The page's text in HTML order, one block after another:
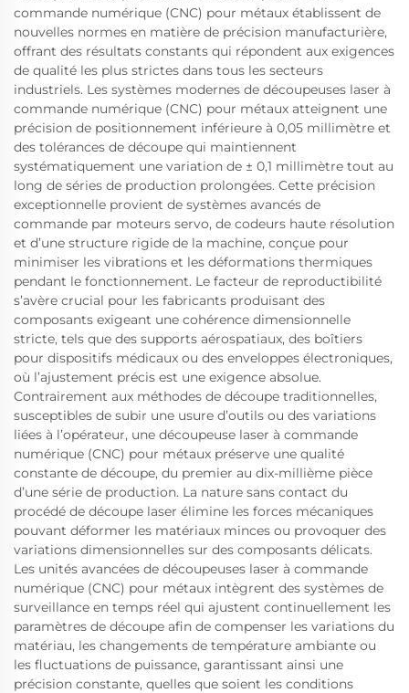
commande numérique (CNC) pour métaux établissent de
nouvelles normes en matière de précision manufacturière,
offrant des résultats constants qui répondent aux exigences
de qualité les plus strictes dans tous les secteurs
industriels. Les systèmes modernes de découpeuses laser à
commande numérique (CNC) pour métaux atteignent une
précision de positionnement inférieure à 0,05 millimètre et
des tolérances de découpe qui maintiennent
systématiquement une variation de ± 0,1 millimètre tout au
long de séries de production prolongées. Cette précision
exceptionnelle provient de systèmes avancés de
commande par moteurs servo, de codeurs haute résolution
et d’une structure rigide de la machine, conçue pour
minimiser les vibrations et les déformations thermiques
pendant le fonctionnement. Le facteur de reproductibilité
s’avère crucial pour les fabricants produisant des
composants exigeant une cohérence dimensionnelle
stricte, tels que des supports aérospatiaux, des boîtiers
pour dispositifs médicaux ou des enveloppes électroniques,
où l’ajustement précis est une exigence absolue.
Contrairement aux méthodes de découpe traditionnelles,
susceptibles de subir une usure d’outils ou des variations
liées à l’opérateur, une découpeuse laser à commande
numérique (CNC) pour métaux préserve une qualité
constante de découpe, du premier au dix-millième pièce
d’une série de production. La nature sans contact du
procédé de découpe laser élimine les forces mécaniques
pouvant déformer les matériaux minces ou provoquer des
variations dimensionnelles sur des composants délicats.
Les unités avancées de découpeuses laser à commande
numérique (CNC) pour métaux intègrent des systèmes de
surveillance en temps réel qui ajustent continuellement les
paramètres de découpe afin de compenser les variations du
matériau, les changements de température ambiante ou
les fluctuations de puissance, garantissant ainsi une
précision constante, quelles que soient les conditions